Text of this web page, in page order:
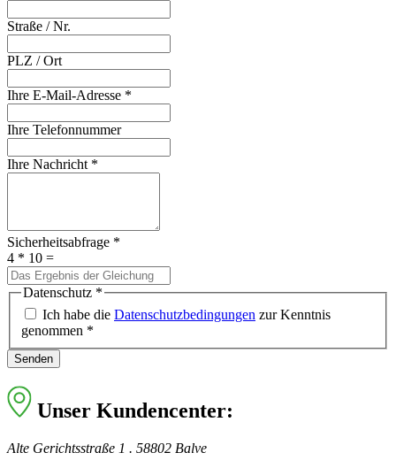
Straße / Nr.
PLZ / Ort
Ihre E-Mail-Adresse *
Ihre Telefonnummer
Ihre Nachricht *
Sicherheitsabfrage *
4 * 10 =
Datenschutz *
Ich habe die Datenschutzbedingungen zur Kenntnis
genommen *
Senden
Unser Kundencenter:
Alte Gerichtsstraße 1 . 58802 Balve